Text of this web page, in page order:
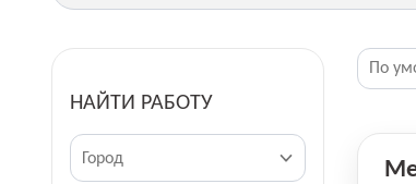
НАЙТИ РАБОТУ
Город